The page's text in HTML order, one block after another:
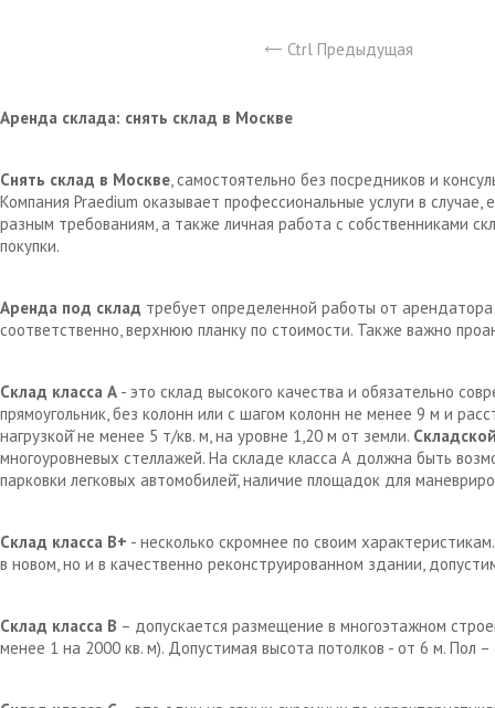
Ctrl Предыдущая
Аренда склада: снять склад в Москве
Снять склад в Москве, самостоятельно без посредников и
Компания Praedium оказывает профессиональные услуги в
разным требованиям, а также личная работа с собственниками
покупки.
Аренда под склад требует определенной работы от
соответственно, верхнюю планку по стоимости. Также важно
Склад класса А - это склад высокого качества и обязательно
прямоугольник, без колонн или с шагом колонн не менее 9 м и
нагрузкой̆ не менее 5 т/кв. м, на уровне 1,20 м от земли.
многоуровневых стеллажей. На складе класса А должна быть
парковки легковых автомобилей̆, наличие площадок для
Склад класса В+ - несколько скромнее по своим
в новом, но и в качественно реконструированном здании,
Склад класса В – допускается размещение в многоэтажном
менее 1 на 2000 кв. м). Допустимая высота потолков - от 6 м. Пол